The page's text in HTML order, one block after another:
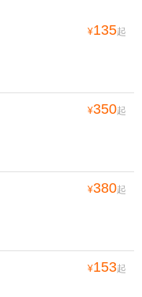
¥135起
¥350起
¥380起
¥153起